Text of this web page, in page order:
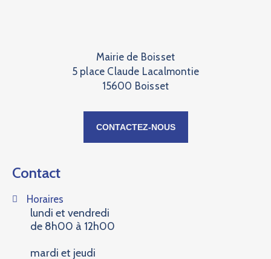
Mairie de Boisset
5 place Claude Lacalmontie
15600 Boisset
CONTACTEZ-NOUS
Contact
Horaires
lundi et vendredi
de 8h00 à 12h00
mardi et jeudi